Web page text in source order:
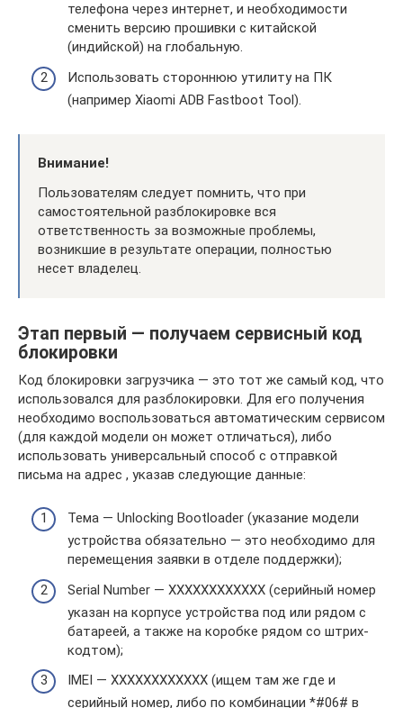
телефона через интернет, и необходимости
сменить версию прошивки с китайской
(индийской) на глобальную.
Использовать стороннюю утилиту на ПК
(например Xiaomi ADB Fastboot Tool).
Внимание!
Пользователям следует помнить, что при
самостоятельной разблокировке вся
ответственность за возможные проблемы,
возникшие в результате операции, полностью
несет владелец.
Этап первый — получаем сервисный код
блокировки
Код блокировки загрузчика — это тот же самый код, что
использовался для разблокировки. Для его получения
необходимо воспользоваться автоматическим сервисом
(для каждой модели он может отличаться), либо
использовать универсальный способ с отправкой
письма на адрес , указав следующие данные:
Тема — Unlocking Bootloader (указание модели
устройства обязательно — это необходимо для
перемещения заявки в отделе поддержки);
Serial Number — XXXXXXXXXXXX (серийный номер
указан на корпусе устройства под или рядом с
батареей, а также на коробке рядом со штрих-
кодтом);
IMEI — XXXXXXXXXXXX (ищем там же где и
серийный номер, либо по комбинации *#06# в